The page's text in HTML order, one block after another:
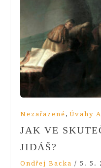
Nezařazené , Úvahy
JAK VE
JIDÁŠ?
Ondřej Backa / 5. 5.